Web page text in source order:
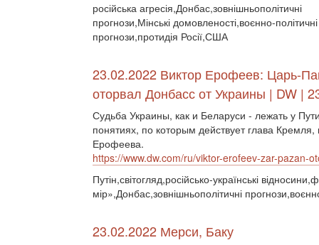
російська агресія,Донбас,зовнішньополітичні
прогнози,Мінські домовленості,воєнно-політичні
прогнози,протидія Росії,США
23.02.2022 Виктор Ерофеев: Царь-
оторвал Донбасс от Украины | DW |
Судьба Украины, как и Беларуси - лежать у
понятиях, по которым действует глава
Ерофеева.
https://www.dw.com/ru/viktor-erofeev-zar-pazan-
Путін,світогляд,російсько-українські
мір»,Донбас,зовнішньополітичні
23.02.2022 Мерси, Баку